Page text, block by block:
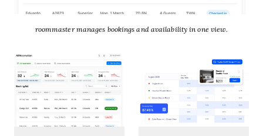
roommaster manages bookings and availability in one view.